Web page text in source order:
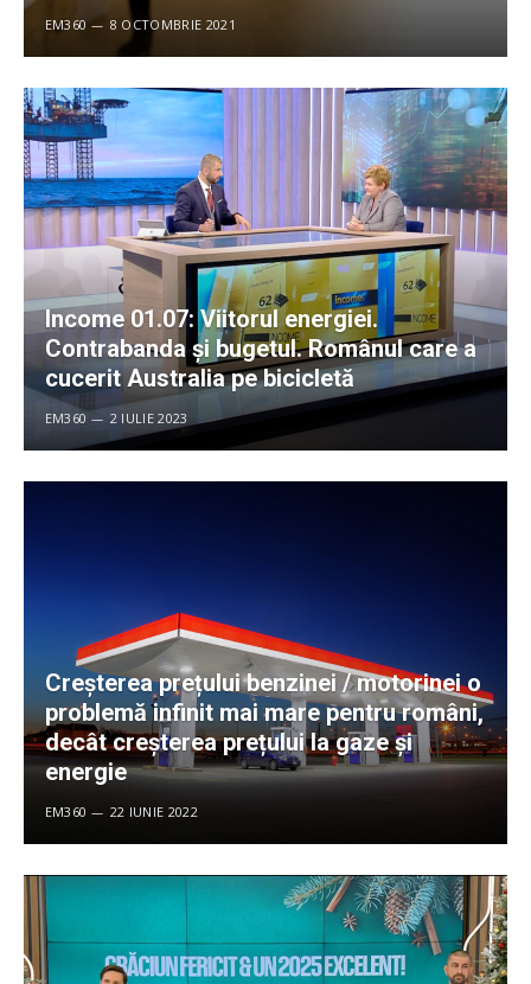
EM360 8 OCTOMBRIE 2021
Income 01.07: Viitorul energiei.
Contrabanda și bugetul. Românul care a
cucerit Australia pe bicicletă
EM360 2 IULIE 2023
Creșterea prețului benzinei / motorinei o
problemă infinit mai mare pentru români,
decât creșterea prețului la gaze și
energie
EM360 22 IUNIE 2022